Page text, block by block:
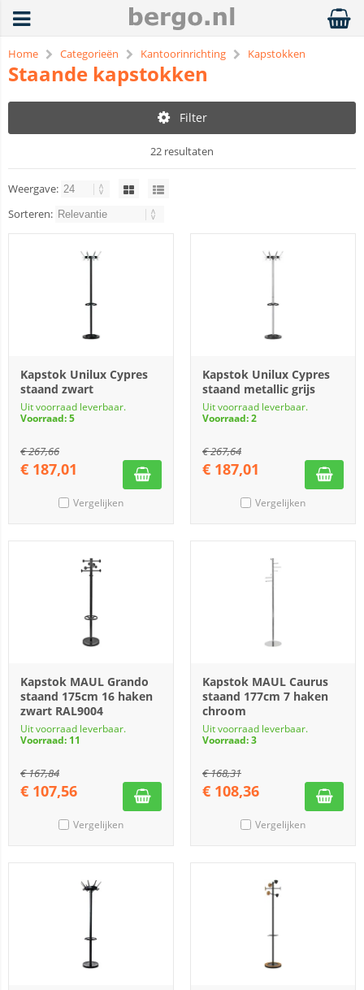
Home Categorieën Kantoorinrichting Kapstokken
Staande kapstokken
Filter
22 resultaten
Weergave:
Sorteren:
Kapstok Unilux Cypres
staand zwart
Uit voorraad leverbaar.
Voorraad: 5
€267,66
€ 187,01
Vergelijken
Kapstok Unilux Cypres
staand metallic grijs
Uit voorraad leverbaar.
Voorraad: 2
€267,64
€ 187,01
Vergelijken
Kapstok MAUL Grando
staand 175cm 16 haken
zwart RAL9004
Uit voorraad leverbaar.
Voorraad: 11
€167,84
€ 107,56
Vergelijken
Kapstok MAUL Caurus
staand 177cm 7 haken
chroom
Uit voorraad leverbaar.
Voorraad: 3
€168,31
€ 108,36
Vergelijken